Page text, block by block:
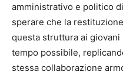
amministrativo e politico
sperare che la
questa struttura ai
tempo possibile,
stessa collaborazione